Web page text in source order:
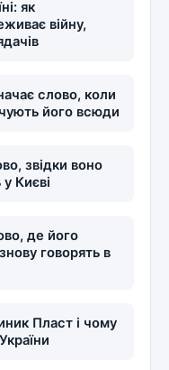
як
війну,
слово, коли
його всюди
звідки воно
Києві
де його
говорять в
Пласт і чому